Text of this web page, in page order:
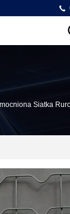
Siatka